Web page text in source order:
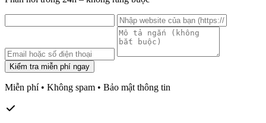
Kiểm tra miễn phí ngay
Miễn phí • Không spam • Bảo mật thông tin